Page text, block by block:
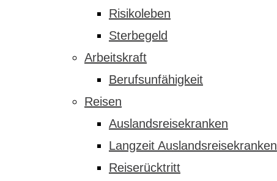
Risikoleben
Sterbegeld
Arbeitskraft
Berufsunfähigkeit
Reisen
Auslandsreisekranken
Langzeit Auslandsreisekranken
Reiserücktritt